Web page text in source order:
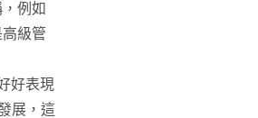
例如
級管
好表現
展，這